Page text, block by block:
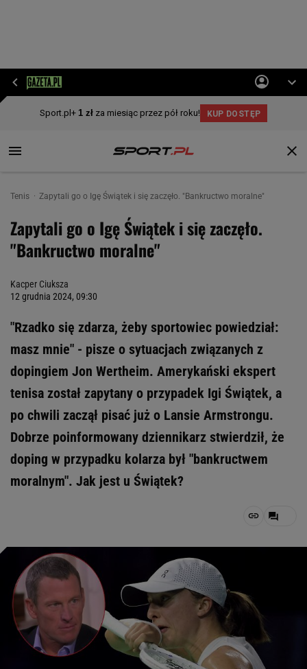
Tenis Zapytali go o Igę Świątek i się zaczęło. "Bankructwo moralne"
Zapytali go o Igę Świątek i się zaczęło.
"Bankructwo moralne"
Kacper Ciuksza
12 grudnia 2024, 09:30
"Rzadko się zdarza, żeby sportowiec powiedział:
masz mnie" - pisze o sytuacjach związanych z
dopingiem Jon Wertheim. Amerykański ekspert
tenisa został zapytany o przypadek Igi Świątek, a
po chwili zaczął pisać już o Lansie Armstrongu.
Dobrze poinformowany dziennikarz stwierdził, że
doping w przypadku kolarza był "bankructwem
moralnym". Jak jest u Świątek?